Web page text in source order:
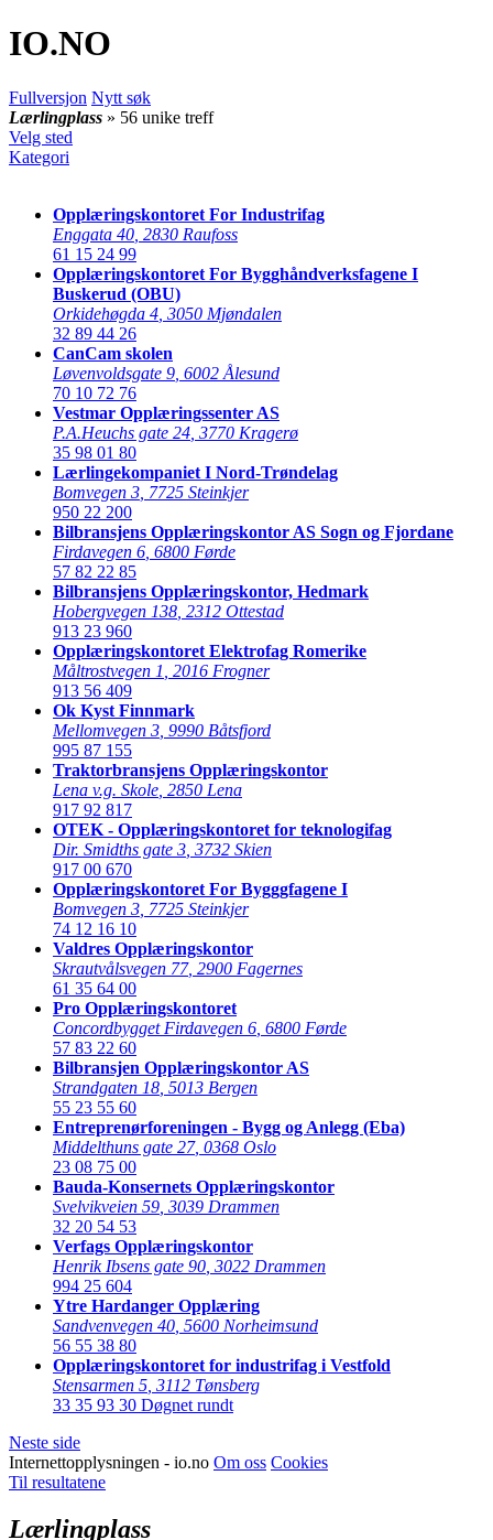
IO.NO
Fullversjon Nytt søk
Lærlingplass » 56 unike treff
Velg sted
Kategori
Opplæringskontoret For Industrifag
Enggata 40 2830 Raufoss
61 15 24 99
Opplæringskontoret For Bygghåndverksfagene I
Buskerud (OBU)
Orkidehøgda 4 3050 Mjøndalen
32 89 44 26
CanCam skolen
Løvenvoldsgate 9 6002 Ålesund
70 10 72 76
Vestmar Opplæringssenter AS
P.A.Heuchs gate 24 3770 Kragerø
35 98 01 80
Lærlingekompaniet I Nord-Trøndelag
Bomvegen 3 7725 Steinkjer
950 22 200
Bilbransjens Opplæringskontor AS Sogn og Fjordane
Firdavegen 6 6800 Førde
57 82 22 85
Bilbransjens Opplæringskontor, Hedmark
Hobergvegen 138 2312 Ottestad
913 23 960
Opplæringskontoret Elektrofag Romerike
Måltrostvegen 1 2016 Frogner
913 56 409
Ok Kyst Finnmark
Mellomvegen 3 9990 Båtsfjord
995 87 155
Traktorbransjens Opplæringskontor
Lena v.g. Skole 2850 Lena
917 92 817
OTEK - Opplæringskontoret for teknologifag
Dir. Smidths gate 3 3732 Skien
917 00 670
Opplæringskontoret For Bygggfagene I
Bomvegen 3 7725 Steinkjer
74 12 16 10
Valdres Opplæringskontor
Skrautvålsvegen 77, 2900 Fagernes
61 35 64 00
Pro Opplæringskontoret
Concordbygget Firdavegen 6 6800 Førde
57 83 22 60
Bilbransjen Opplæringskontor AS
Strandgaten 18 5013 Bergen
55 23 55 60
Entreprenørforeningen - Bygg og Anlegg (Eba)
Middelthuns gate 27, 0368 Oslo
23 08 75 00
Bauda-Konsernets Opplæringskontor
Svelvikveien 59 3039 Drammen
32 20 54 53
Verfags Opplæringskontor
Henrik Ibsens gate 90 3022 Drammen
994 25 604
Ytre Hardanger Opplæring
Sandvenvegen 40 5600 Norheimsund
56 55 38 80
Opplæringskontoret for industrifag i Vestfold
Stensarmen 5 3112 Tønsberg
33 35 93 30 Døgnet rundt
Neste side
Internettopplysningen - io.no Om oss Cookies
Til resultatene
Lærlingplass